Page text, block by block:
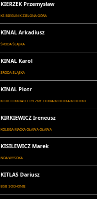
KIERZEK Przemysław
KS BIEGUN K ZIELONA GÓRA
KINAL Arkadiusz
ŚRODA ŚLĄSKA
KINAL Karol
ŚRODA ŚLĄSKA
KINAL Piotr
KLUB LEKKOATLETYCZNY ZIEMIA KŁODZKA KŁODZKO
KIRKIEWICZ Ireneusz
KOLEGA MAĆKA OŁAWA OŁAWA
KISILEWICZ Marek
NOA WYSOKA
KITLAS Dariusz
BSB SOCHONIE